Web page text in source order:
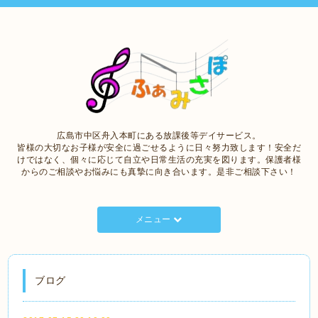
広島市中区舟入本町にある放課後等デイサービス。
皆様の大切なお子様が安全に過ごせるように日々努力致します！安全だ
けではなく、個々に応じて自立や日常生活の充実を図ります。保護者様
からのご相談やお悩みにも真摯に向き合います。是非ご相談下さい！
メニュー
ブログ